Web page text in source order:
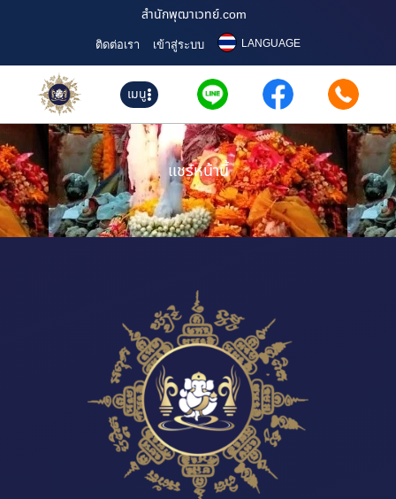
สำนักพุฒาเวทย์.com
ติดต่อเรา เข้าสู่ระบบ LANGUAGE
เมนู
แชร์หน้านี้